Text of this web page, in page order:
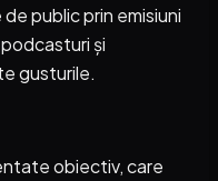
public prin emisiuni
și
gusturile.
obiectiv, care